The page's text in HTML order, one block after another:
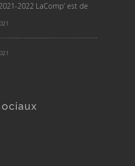
2022 LaComp’ est de